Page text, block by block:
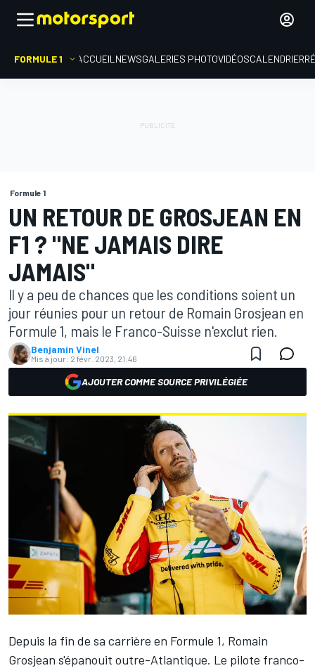
FORMULE 1 ACCUEIL NEWSGALERIES PHOTOVIDÉOSCALENDRIER
Formule 1
UN RETOUR DE GROSJEAN EN
F1 ? "NE JAMAIS DIRE
JAMAIS"
Il y a peu de chances que les conditions soient un
jour réunies pour un retour de Romain Grosjean en
Formule 1, mais le Franco-Suisse n'exclut rien.
Benjamin Vinel
Mis à jour: 2 févr. 2023, 21:46
AJOUTER COMME SOURCE PRIVILÉGIÉE
Depuis la fin de sa carrière en Formule 1, Romain
Grosjean s'épanouit outre-Atlantique. Le pilote franco-